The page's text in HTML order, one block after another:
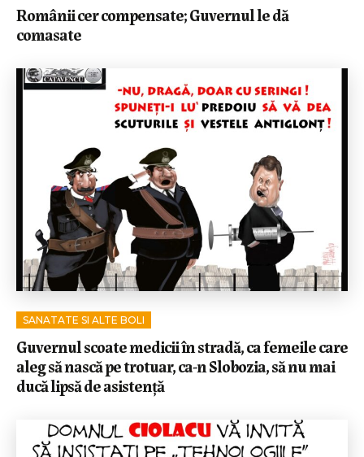
Românii cer compensate; Guvernul le dă
comasate
SANATATE SI ALTE BOLI
Guvernul scoate medicii în stradă, ca femeile care
aleg să nască pe trotuar, ca-n Slobozia, să nu mai
ducă lipsă de asistență